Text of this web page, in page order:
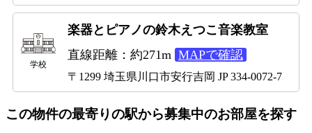
学校
楽器とピアノの鈴木えつこ音楽教室
直線距離：約271m MAPで確認
〒1299 埼玉県川口市安行吉岡 JP 334-0072-7
この物件の最寄りの駅から募集中のお部屋を探す